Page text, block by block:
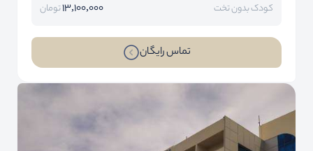
کودک بدون تخت 13,100,000تومان
تماس رایگان